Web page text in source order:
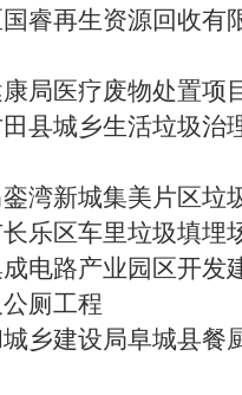
睿再生资源回收有
局医疗废物处置项
县城乡生活垃圾治
湾新城集美片区垃
乐区车里垃圾填埋
电路产业园区开发
厕工程
乡建设局阜城县餐